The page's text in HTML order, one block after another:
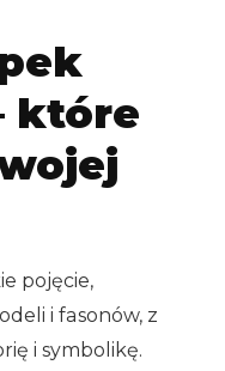
które
pojęcie,
i fasonów, z
i symbolikę.